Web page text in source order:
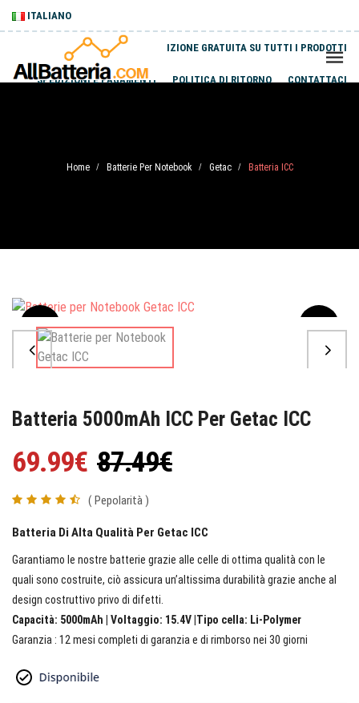
ITALIANO
SPEDIZIONE GRATUITA SU TUTTI I PRODOTTI
SPEDIZIONI E PAGAMENTI POLITICA DI RITORNO CONTATTACI
Home / Batterie Per Notebook / Getac / Batteria ICC
Sale
Batteria 5000mAh ICC Per Getac ICC
69.99€ 87.49€
( Pepolarità )
Batteria Di Alta Qualità Per Getac ICC
Garantiamo le nostre batterie grazie alle celle di ottima qualità con le
quali sono costruite, ciò assicura un’altissima durabilità grazie anche al
design costruttivo privo di difetti.
Capacità: 5000mAh | Voltaggio: 15.4V |Tipo cella: Li-Polymer
Garanzia : 12 mesi completi di garanzia e di rimborso nei 30 giorni